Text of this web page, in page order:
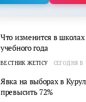
Что изменится в школах
учебного года
ВЕСТНИК ЖЕТІСУ СЕГОДНЯ В
Явка на выборах в
превысить 72%